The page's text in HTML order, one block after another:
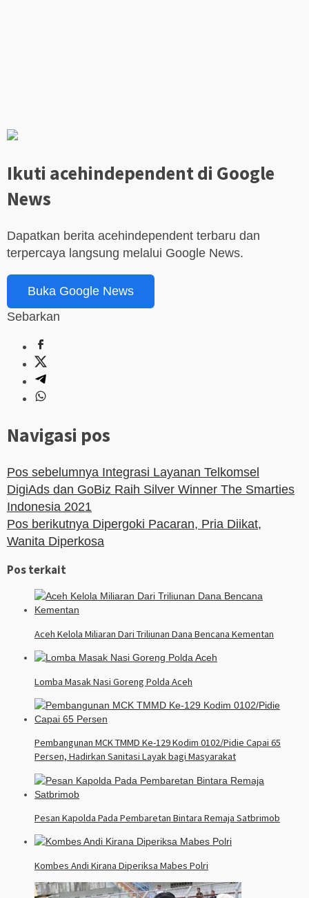
Ikuti acehindependent di Google
News
Dapatkan berita acehindependent terbaru dan
terpercaya langsung melalui Google News.
Buka Google News
Sebarkan
Navigasi pos
Pos sebelumnya Integrasi Layanan Telkomsel
DigiAds dan GoBiz Raih Silver Winner The Smarties
Indonesia 2021
Pos berikutnya Dipergoki Pacaran, Pria Diikat,
Wanita Diperkosa
Pos terkait
Aceh Kelola Miliaran Dari Triliunan Dana Bencana Kementan
Lomba Masak Nasi Goreng Polda Aceh
Pembangunan MCK TMMD Ke-129 Kodim 0102/Pidie Capai 65
Persen, Hadirkan Sanitasi Layak bagi Masyarakat
Pesan Kapolda Pada Pembaretan Bintara Remaja Satbrimob
Kombes Andi Kirana Diperiksa Mabes Polri